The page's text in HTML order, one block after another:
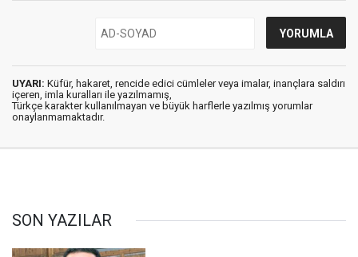
UYARI: Küfür, hakaret, rencide edici cümleler veya imalar, inançlara saldırı
içeren, imla kuralları ile yazılmamış,
Türkçe karakter kullanılmayan ve büyük harflerle yazılmış yorumlar
onaylanmamaktadır.
SON YAZILAR